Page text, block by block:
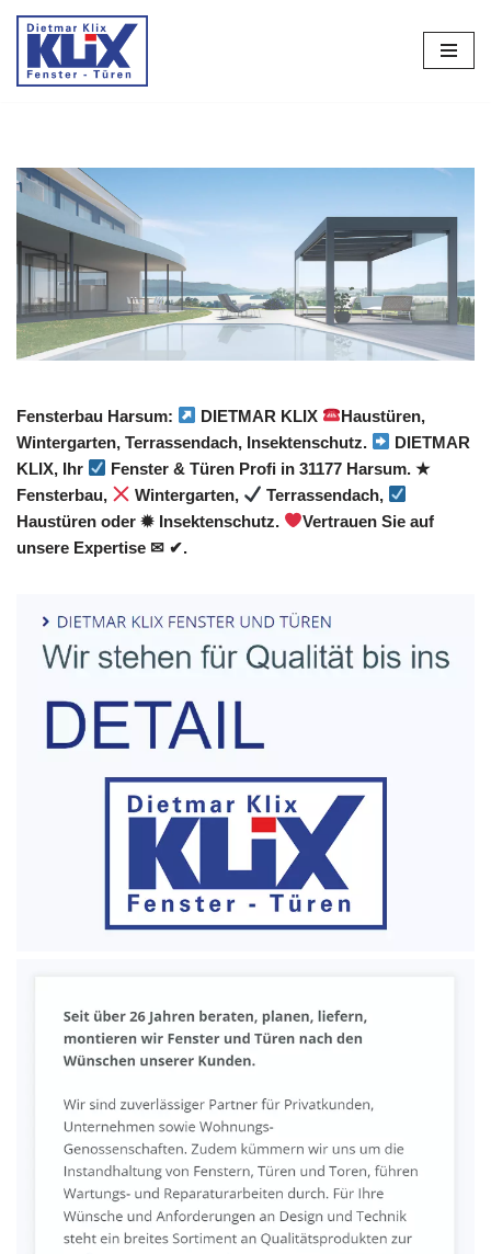
Zum
Inhalt
Fensterbau Harsum: DIETMAR KLIX
Haustüren,
Wintergarten, Terrassendach, Insektenschutz.
DIETMAR
KLIX, Ihr
Fenster & Türen Profi in 31177 Harsum. ★
Fensterbau,
Wintergarten,
Terrassendach,
Haustüren oder ✹ Insektenschutz.
Vertrauen Sie auf
unsere Expertise ✉ ✔.